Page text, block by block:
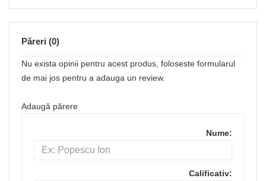
Păreri (0)
Nu exista opinii pentru acest produs, foloseste formularul
de mai jos pentru a adauga un review.
Adaugă părere
Nume:
Calificativ: